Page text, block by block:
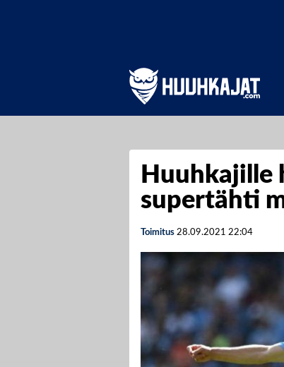
Huuhkajille
supertähti
Toimitus 28.09.2021 22:04